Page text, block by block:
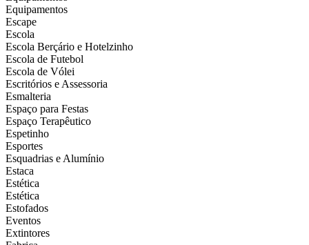
Equipamentos
Escape
Escola
Escola Berçário e Hotelzinho
Escola de Futebol
Escola de Vólei
Escritórios e Assessoria
Esmalteria
Espaço para Festas
Espaço Terapêutico
Espetinho
Esportes
Esquadrias e Alumínio
Estaca
Estética
Estética
Estofados
Eventos
Extintores